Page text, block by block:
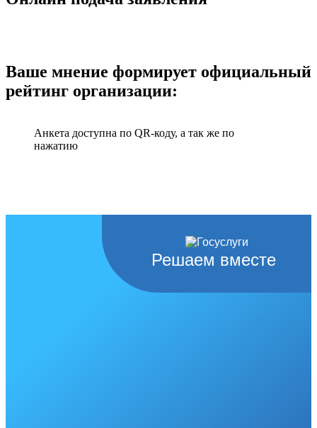
Ваше мнение формирует официальный
рейтинг организации:
Анкета доступна по QR-коду, а так же по
нажатию
Решаем вместе